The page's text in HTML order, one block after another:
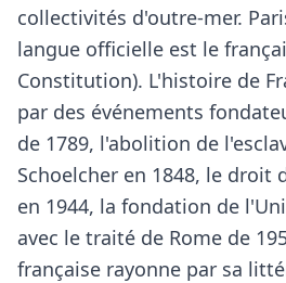
collectivités d'outre-mer.
langue officielle est le
Constitution). L'histoire de
par des événements
de 1789, l'abolition de
Schoelcher en 1848, le droit
en 1944, la fondation de
avec le traité de Rome de
française rayonne par sa